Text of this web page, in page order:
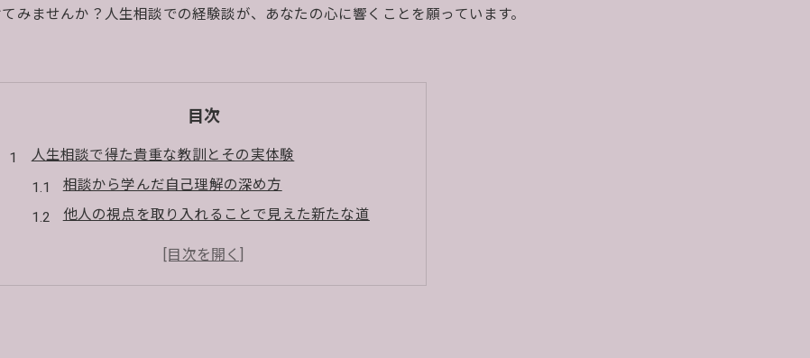
みませんか？人生相談での経験談が、あなたの心に響くことを願っています。
目次
人生相談で得た貴重な教訓とその実体験
相談から学んだ自己理解の深め方
他人の視点を取り入れることで見えた新たな道
相談を通じて得た自己肯定感の高め方